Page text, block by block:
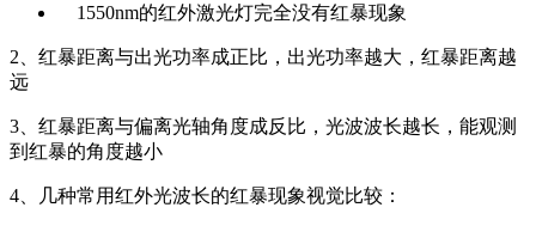
1550nm的红外激光灯完全没有红暴现象
2、红暴距离与出光功率成正比，出光功率越大，红暴距离越
远
3、红暴距离与偏离光轴角度成反比，光波波长越长，能观测
到红暴的角度越小
4、几种常用红外光波长的红暴现象视觉比较：